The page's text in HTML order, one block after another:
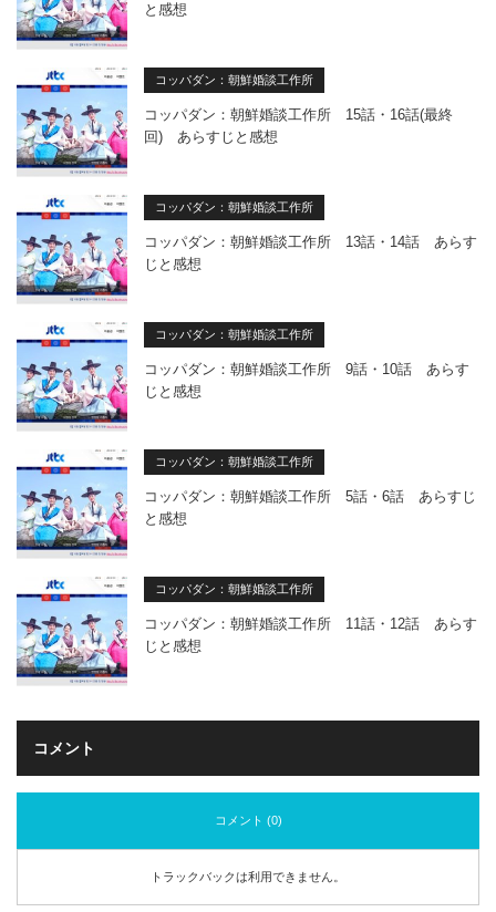
と感想
コッパダン：朝鮮婚談工作所
コッパダン：朝鮮婚談工作所 15話・16話(最終
回) あらすじと感想
コッパダン：朝鮮婚談工作所
コッパダン：朝鮮婚談工作所 13話・14話 あらす
じと感想
コッパダン：朝鮮婚談工作所
コッパダン：朝鮮婚談工作所 9話・10話 あらす
じと感想
コッパダン：朝鮮婚談工作所
コッパダン：朝鮮婚談工作所 5話・6話 あらすじ
と感想
コッパダン：朝鮮婚談工作所
コッパダン：朝鮮婚談工作所 11話・12話 あらす
じと感想
コメント
コメント (0)
トラックバックは利用できません。